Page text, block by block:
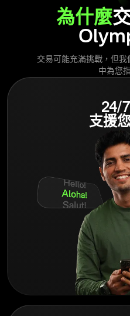
為什麼
交易可能充滿挑戰，但
中為您
24/
支援